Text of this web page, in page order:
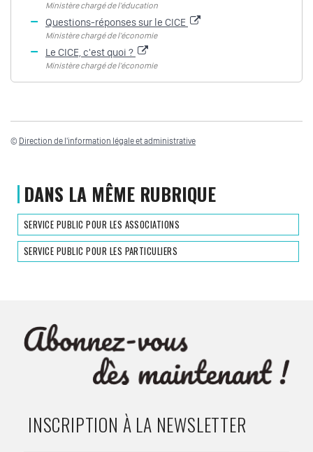
Ministère chargé de l'éducation
Questions-réponses sur le CICE
Ministère chargé de l'économie
Le CICE, c'est quoi ?
Ministère chargé de l'économie
© Direction de l'information légale et administrative
DANS LA MÊME RUBRIQUE
SERVICE PUBLIC POUR LES ASSOCIATIONS
SERVICE PUBLIC POUR LES PARTICULIERS
INSCRIPTION À LA NEWSLETTER